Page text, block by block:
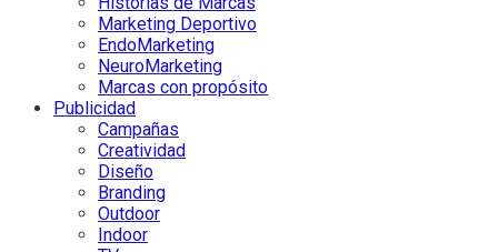
Marketing Deportivo
EndoMarketing
NeuroMarketing
Marcas con propósito
Publicidad
Campañas
Creatividad
Diseño
Branding
Outdoor
Indoor